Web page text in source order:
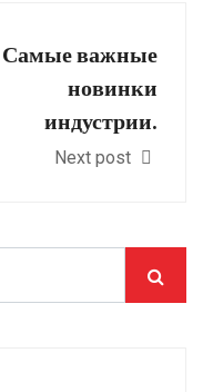
Самые важные
новинки
индустрии.
Next post